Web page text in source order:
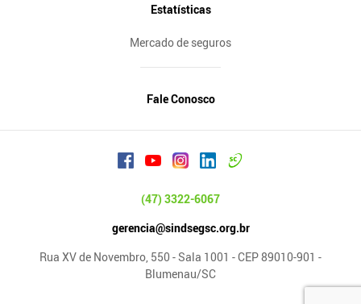
Estatísticas
Mercado de seguros
Fale Conosco
(47) 3322-6067
gerencia@sindsegsc.org.br
Rua XV de Novembro, 550 - Sala 1001 - CEP 89010-901 -
Blumenau/SC